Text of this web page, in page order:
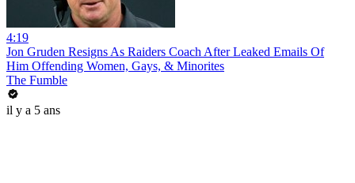
4:19
Jon Gruden Resigns As Raiders Coach After Leaked Emails Of
Him Offending Women, Gays, & Minorites
The Fumble
il y a 5 ans